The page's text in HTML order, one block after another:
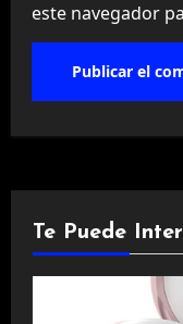
este navegador
Te Puede